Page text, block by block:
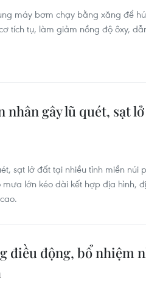
máy bơm chạy bằng xăng để
tích tụ, làm giảm nồng độ ôxy,
nhân gây lũ quét, sạt
sạt lở đất tại nhiều tỉnh miền núi
lớn kéo dài kết hợp địa hình,
điều động, bổ nhiệm